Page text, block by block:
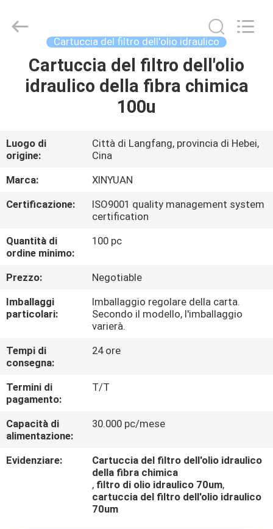
CASA
CIRCA
NOI
GIRO
FABBRICA
CONTROLLO
DI
QUALITÀ
CONTATTICI
RICHIEDA
UNA
CITAZIONE
dell'aria
fornitore.
industrialairfiltercartridge.com.
Cartuccia del filtro dell'olio idraulico
Cartuccia del filtro dell'olio
idraulico della fibra chimica
100u
Luogo di
origine:
Città di Langfang, provincia di Hebei,
Cina
Marca:
XINYUAN
Certificazione:
ISO9001 quality management system
certification
Quantità di
ordine minimo:
100 pc
Prezzo:
Negotiable
Imballaggi
particolari:
Imballaggio regolare della carta.
Secondo il modello, l'imballaggio
varierà.
Tempi di
consegna:
24 ore
Termini di
pagamento:
T/T
Capacità di
alimentazione:
30.000 pc/mese
Evidenziare:
Cartuccia del filtro dell'olio idraulico
della fibra chimica
, filtro di olio idraulico 70um,
cartuccia del filtro dell'olio idraulico
70um